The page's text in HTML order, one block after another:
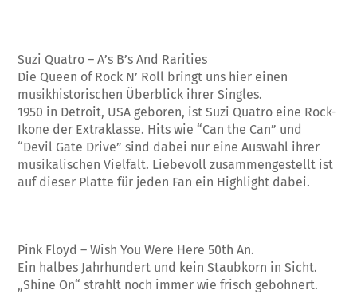
Suzi Quatro – A’s B’s And Rarities
Die Queen of Rock N’ Roll bringt uns hier einen
musikhistorischen Überblick ihrer Singles.
1950 in Detroit, USA geboren, ist Suzi Quatro eine Rock-
Ikone der Extraklasse. Hits wie “Can the Can” und
“Devil Gate Drive” sind dabei nur eine Auswahl ihrer
musikalischen Vielfalt. Liebevoll zusammengestellt ist
auf dieser Platte für jeden Fan ein Highlight dabei.
Pink Floyd – Wish You Were Here 50th An.
Ein halbes Jahrhundert und kein Staubkorn in Sicht.
„Shine On“ strahlt noch immer wie frisch gebohnert.